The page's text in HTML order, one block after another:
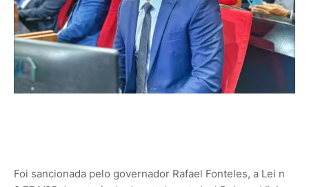
Foi sancionada pelo governador Rafael Fonteles, a Lei n